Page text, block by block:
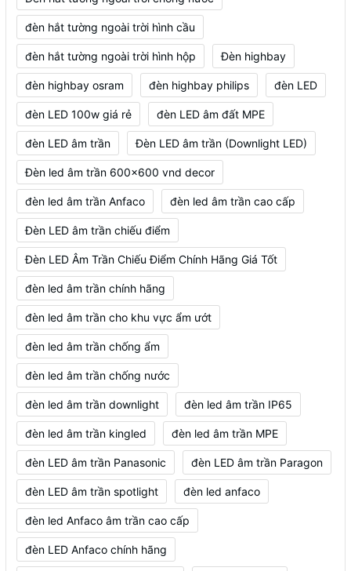
đèn hắt tường ngoài trời hình cầu
đèn hắt tường ngoài trời hình hộp Đèn highbay
đèn highbay osram đèn highbay philips đèn LED
đèn LED 100w giá rẻ đèn LED âm đất MPE
đèn LED âm trần Đèn LED âm trần (Downlight LED)
Đèn led âm trần 600x600 vnd decor
đèn led âm trần Anfaco đèn led âm trần cao cấp
Đèn LED âm trần chiếu điểm
Đèn LED Âm Trần Chiếu Điểm Chính Hãng Giá Tốt
đèn led âm trần chính hãng
đèn led âm trần cho khu vực ẩm ướt
đèn led âm trần chống ẩm
đèn led âm trần chống nước
đèn led âm trần downlight đèn led âm trần IP65
đèn led âm trần kingled đèn led âm trần MPE
đèn LED âm trần Panasonic đèn LED âm trần Paragon
đèn LED âm trần spotlight đèn led anfaco
đèn led Anfaco âm trần cao cấp
đèn LED Anfaco chính hãng